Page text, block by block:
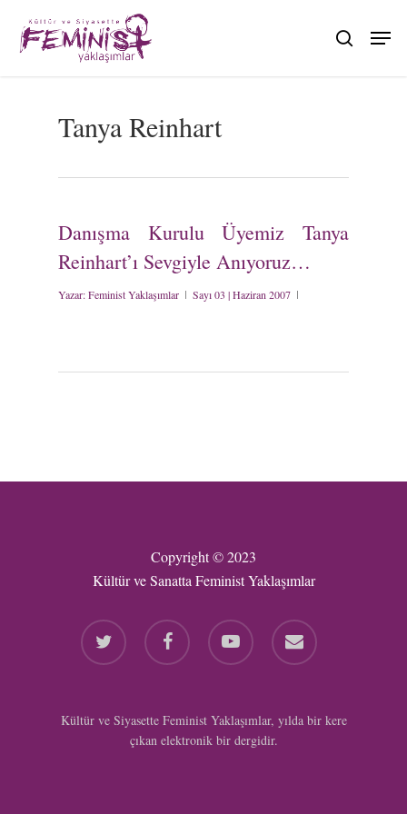
main
search
Tanya Reinhart
Danışma Kurulu Üyemiz Tanya
Reinhart’ı Sevgiyle Anıyoruz…
Yazar:Feminist Yaklaşımlar Sayı 03 | Haziran 2007
Copyright © 2023
Kültür ve Sanatta Feminist Yaklaşımlar
twitter facebook youtube email
Kültür ve Siyasette Feminist Yaklaşımlar, yılda bir kere
çıkan elektronik bir dergidir.